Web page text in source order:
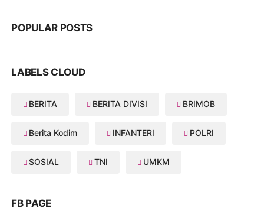
POPULAR POSTS
LABELS CLOUD
BERITA BERITA DIVISI BRIMOB
Berita Kodim INFANTERI POLRI
SOSIAL TNI UMKM
FB PAGE